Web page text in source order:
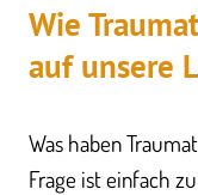
Wie
auf unsere
Was haben
Frage ist einfach